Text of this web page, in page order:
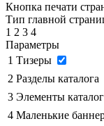
Кнопка печати
Тип главной
1 2 3 4
Параметры
1 Тизеры
2 Разделы каталога
3 Элементы
4 Маленькие